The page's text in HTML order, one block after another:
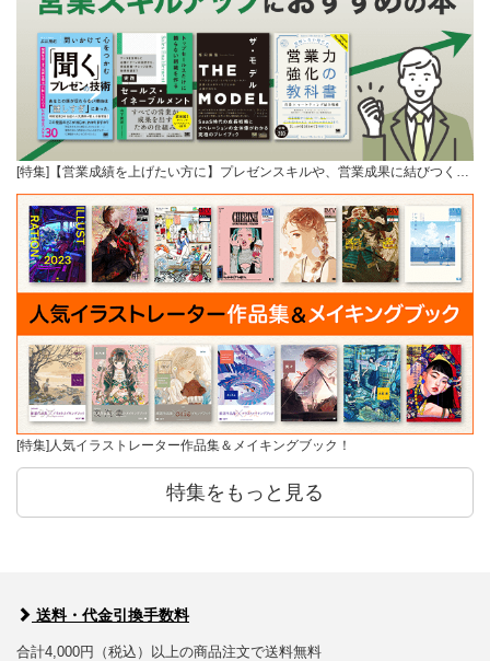
[特集]【営業成績を上げたい方に】プレゼンスキルや、営業成果に結びつく…
[特集]人気イラストレーター作品集＆メイキングブック！
特集をもっと見る
送料・代金引換手数料
合計4,000円（税込）以上の商品注文で送料無料